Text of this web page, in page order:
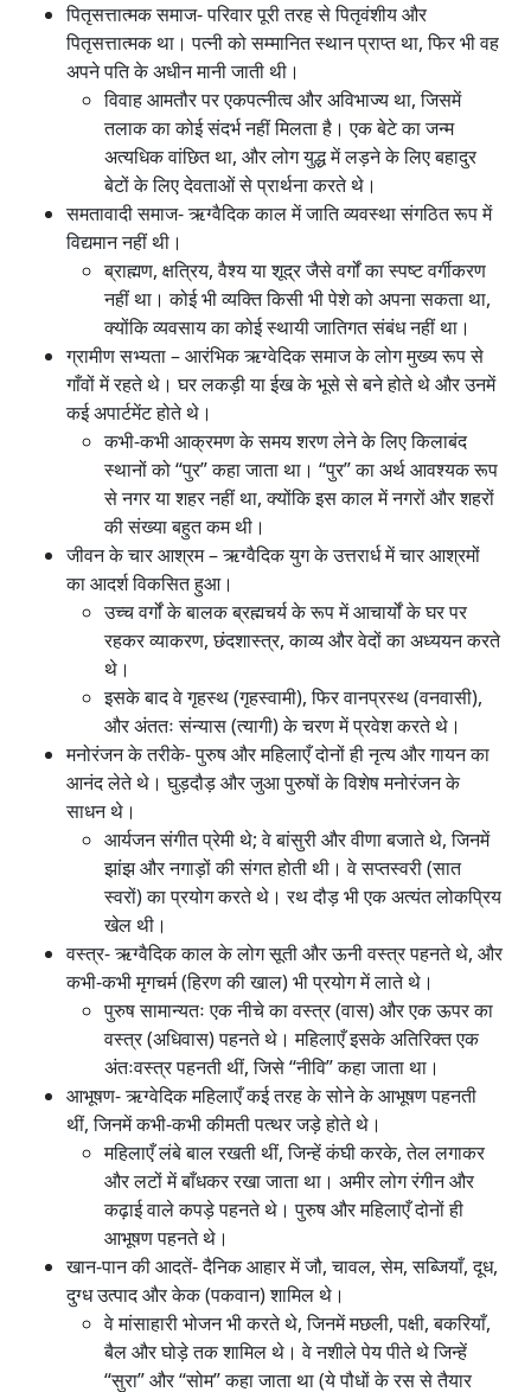
पितृसत्तात्मक समाज- परिवार पूरी तरह से पितृवंशीय और
पितृसत्तात्मक था। पत्नी को सम्मानित स्थान प्राप्त था, फिर भी वह
अपने पति के अधीन मानी जाती थी।
विवाह आमतौर पर एकपत्नीत्व और अविभाज्य था, जिसमें
तलाक का कोई संदर्भ नहीं मिलता है। एक बेटे का जन्म
अत्यधिक वांछित था, और लोग युद्ध में लड़ने के लिए बहादुर
बेटों के लिए देवताओं से प्रार्थना करते थे।
समतावादी समाज- ऋग्वैदिक काल में जाति व्यवस्था संगठित रूप में
विद्यमान नहीं थी।
ब्राह्मण, क्षत्रिय, वैश्य या शूद्र जैसे वर्गों का स्पष्ट वर्गीकरण
नहीं था। कोई भी व्यक्ति किसी भी पेशे को अपना सकता था,
क्योंकि व्यवसाय का कोई स्थायी जातिगत संबंध नहीं था।
ग्रामीण सभ्यता – आरंभिक ऋग्वेदिक समाज के लोग मुख्य रूप से
गाँवों में रहते थे। घर लकड़ी या ईख के भूसे से बने होते थे और उनमें
कई अपार्टमेंट होते थे।
कभी-कभी आक्रमण के समय शरण लेने के लिए किलाबंद
स्थानों को “पुर” कहा जाता था। “पुर” का अर्थ आवश्यक रूप
से नगर या शहर नहीं था, क्योंकि इस काल में नगरों और शहरों
की संख्या बहुत कम थी।
जीवन के चार आश्रम – ऋग्वैदिक युग के उत्तरार्ध में चार आश्रमों
का आदर्श विकसित हुआ।
उच्च वर्गों के बालक ब्रह्मचर्य के रूप में आचार्यों के घर पर
रहकर व्याकरण, छंदशास्त्र, काव्य और वेदों का अध्ययन करते
थे।
इसके बाद वे गृहस्थ (गृहस्वामी), फिर वानप्रस्थ (वनवासी),
और अंततः संन्यास (त्यागी) के चरण में प्रवेश करते थे।
मनोरंजन के तरीके- पुरुष और महिलाएँ दोनों ही नृत्य और गायन का
आनंद लेते थे। घुड़दौड़ और जुआ पुरुषों के विशेष मनोरंजन के
साधन थे।
आर्यजन संगीत प्रेमी थे; वे बांसुरी और वीणा बजाते थे, जिनमें
झांझ और नगाड़ों की संगत होती थी। वे सप्तस्वरी (सात
स्वरों) का प्रयोग करते थे। रथ दौड़ भी एक अत्यंत लोकप्रिय
खेल थी।
वस्त्र- ऋग्वैदिक काल के लोग सूती और ऊनी वस्त्र पहनते थे, और
कभी-कभी मृगचर्म (हिरण की खाल) भी प्रयोग में लाते थे।
पुरुष सामान्यतः एक नीचे का वस्त्र (वास) और एक ऊपर का
वस्त्र (अधिवास) पहनते थे। महिलाएँ इसके अतिरिक्त एक
अंतःवस्त्र पहनती थीं, जिसे “नीवि” कहा जाता था।
आभूषण- ऋग्वेदिक महिलाएँ कई तरह के सोने के आभूषण पहनती
थीं, जिनमें कभी-कभी कीमती पत्थर जड़े होते थे।
महिलाएँ लंबे बाल रखती थीं, जिन्हें कंघी करके, तेल लगाकर
और लटों में बाँधकर रखा जाता था। अमीर लोग रंगीन और
कढ़ाई वाले कपड़े पहनते थे। पुरुष और महिलाएँ दोनों ही
आभूषण पहनते थे।
खान-पान की आदतें- दैनिक आहार में जौ, चावल, सेम, सब्जियाँ, दूध,
दुग्ध उत्पाद और केक (पकवान) शामिल थे।
वे मांसाहारी भोजन भी करते थे, जिनमें मछली, पक्षी, बकरियाँ,
बैल और घोड़े तक शामिल थे। वे नशीले पेय पीते थे जिन्हें
“सुरा” और “सोम” कहा जाता था (ये पौधों के रस से तैयार